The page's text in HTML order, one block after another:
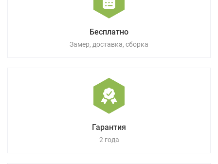
Бесплатно
Замер, доставка, сборка
Гарантия
2 года